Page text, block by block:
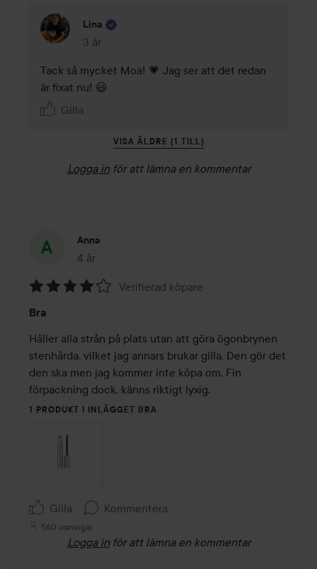
Lina
3 år
Kommentaren lades 3 år
Tack så mycket Moa! 💗 Jag ser att det redan
är fixat nu! 😃
Gilla
VISA ÄLDRE (1 TILL)
Logga in för att lämna en kommentar
Anna
4 år
Inlägget skapades 4 år
4
av
5
Verifierad köpare
Bra
Håller alla strån på plats utan att göra ögonbrynen
stenhårda, vilket jag annars brukar gilla. Den gör det
den ska men jag kommer inte köpa om. Fin
förpackning dock, känns riktigt lyxig.
1 PRODUKT I INLÄGGET BRA
Gilla Kommentera
560 visningar
Logga in för att lämna en kommentar